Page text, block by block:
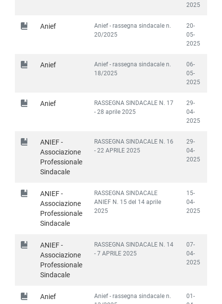
2025
Anief
Anief - rassegna sindacale n.
20/2025
20-
05-
2025
Anief
Anief - rassegna sindacale n.
18/2025
06-
05-
2025
Anief
RASSEGNA SINDACALE N. 17
- 28 aprile 2025
29-
04-
2025
ANIEF -
Associazione
Professionale
Sindacale
RASSEGNA SINDACALE N. 16
- 22 APRILE 2025
29-
04-
2025
ANIEF -
Associazione
Professionale
Sindacale
RASSEGNA SINDACALE
ANIEF N. 15 del 14 aprile
2025
15-
04-
2025
ANIEF -
Associazione
Professionale
Sindacale
RASSEGNA SINDACALE N. 14
- 7 APRILE 2025
07-
04-
2025
Anief
Anief - rassegna sindacale n.
01-